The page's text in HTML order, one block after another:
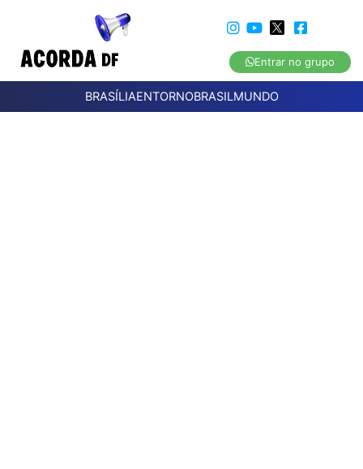
Entrar no grupo
BRASÍLIAENTORNOBRASILMUNDO